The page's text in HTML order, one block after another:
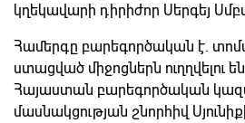
կղեկավարի դիրիժոր Սերգեյ
Համերգը բարեգործական է.
ստացված միջոցներն ուղղվելու
Հայաստան բարեգործական
մասնակցության շնորհիվ